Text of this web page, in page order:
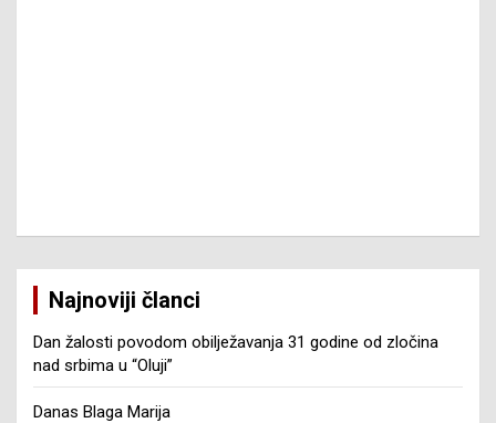
Najnoviji članci
Dan žalosti povodom obilježavanja 31 godine od zločina
nad srbima u “Oluji”
Danas Blaga Marija